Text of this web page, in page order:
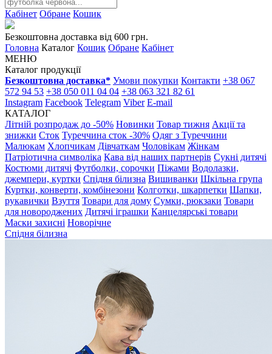
Кабінет Обране Кошик
Безкоштовна доставка від 600 грн.
Головна Каталог Кошик Обране Кабінет
МЕНЮ
Каталог продукції
Безкоштовна доставка* Умови покупки Контакти +38 067
572 94 53 +38 050 011 04 04 +38 063 321 82 61
Instagram Facebook Telegram Viber E-mail
КАТАЛОГ
Літній розпродаж до -50% Новинки Товар тижня Акції та
знижки Сток Туреччина сток -30% Одяг з Туреччини
Малюкам Хлопчикам Дівчаткам Чоловікам Жінкам
Патріотична символіка Кава від наших партнерів Сукні дитячі
Костюми дитячі Футболки, сорочки Піжами Водолазки,
джемпери, куртки Спідня білизна Вишиванки Шкільна група
Куртки, конверти, комбінезони Колготки, шкарпетки Шапки,
рукавички Взуття Товари для дому Сумки, рюкзаки Товари
для новороджених Дитячі іграшки Канцелярські товари
Маски захисні Новорічне
Спідня білизна